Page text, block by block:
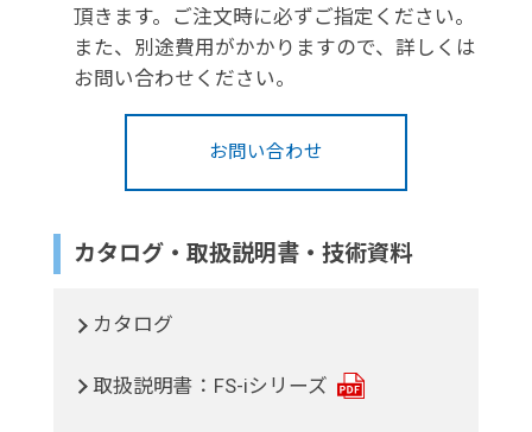
頂きます。ご注文時に必ずご指定ください。
また、別途費用がかかりますので、詳しくは
お問い合わせください。
お問い合わせ
カタログ・取扱説明書・技術資料
カタログ
取扱説明書：FS-iシリーズ